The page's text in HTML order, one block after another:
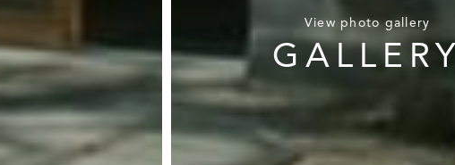
View photo gallery
GALLERY